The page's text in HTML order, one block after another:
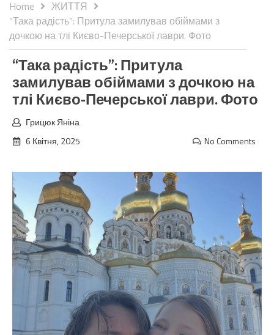
Home
ЖИТТЯ
“Така радість”: Притула замилував обіймами з
дочкою на тлі Києво-Печерської лаври. Фото
“Така радість”: Притула
замилував обіймами з дочкою на
тлі Києво-Печерської лаври. Фото
Грицюк Яніна
6 Квітня, 2025
No Comments